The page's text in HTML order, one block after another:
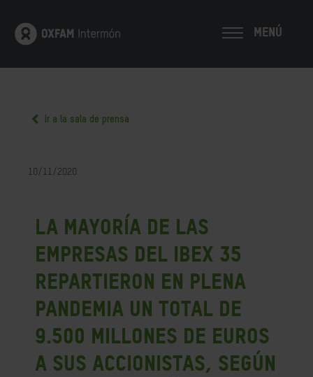
MENÚ
Ir a la sala de prensa
10/11/2020
La mayoría de las
empresas del Ibex 35
repartieron en plena
pandemia un total de
9.500 millones de euros
a sus accionistas, según